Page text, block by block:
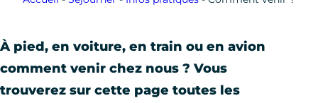
À pied, en voiture, en train ou en avion
comment venir chez nous ? Vous
trouverez sur cette page toutes les